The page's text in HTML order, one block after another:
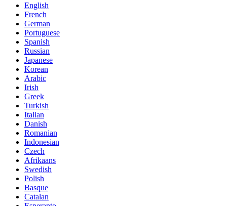
English
French
German
Portuguese
Spanish
Russian
Japanese
Korean
Arabic
Irish
Greek
Turkish
Italian
Danish
Romanian
Indonesian
Czech
Afrikaans
Swedish
Polish
Basque
Catalan